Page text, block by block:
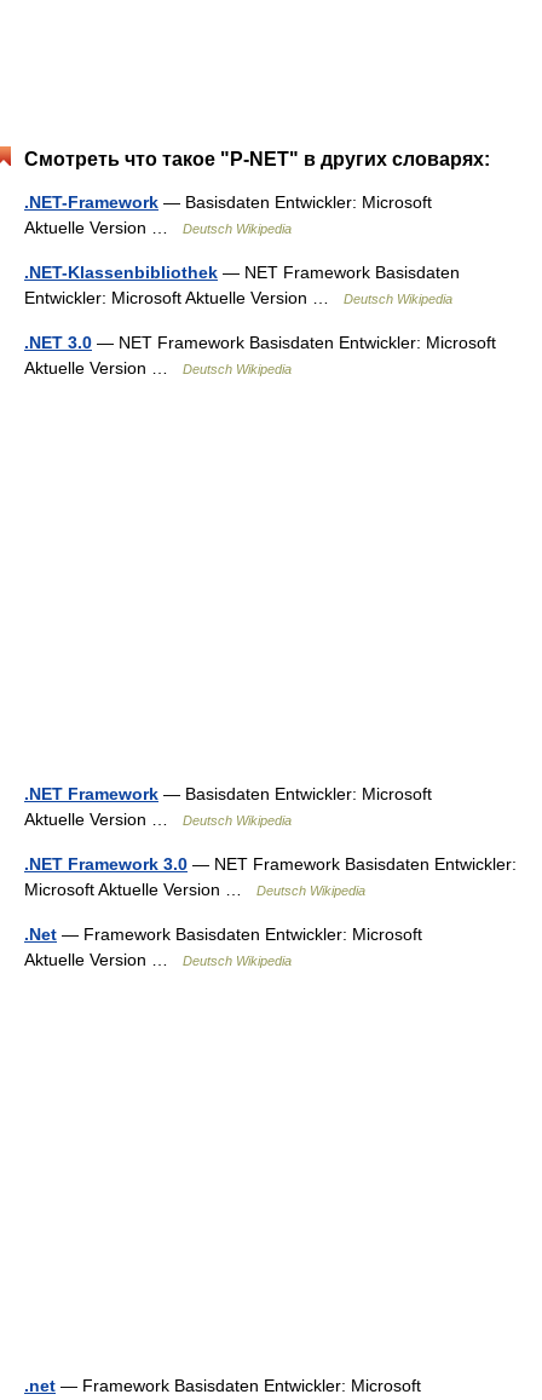
Смотреть что такое "P-NET" в других словарях:
.NET-Framework — Basisdaten Entwickler: Microsoft
Aktuelle Version …
Deutsch Wikipedia
.NET-Klassenbibliothek — NET Framework Basisdaten
Entwickler: Microsoft Aktuelle Version …
Deutsch Wikipedia
.NET 3.0 — NET Framework Basisdaten Entwickler: Microsoft
Aktuelle Version …
Deutsch Wikipedia
.NET Framework — Basisdaten Entwickler: Microsoft
Aktuelle Version …
Deutsch Wikipedia
.NET Framework 3.0 — NET Framework Basisdaten Entwickler:
Microsoft Aktuelle Version …
Deutsch Wikipedia
.Net — Framework Basisdaten Entwickler: Microsoft
Aktuelle Version …
Deutsch Wikipedia
.net — Framework Basisdaten Entwickler: Microsoft